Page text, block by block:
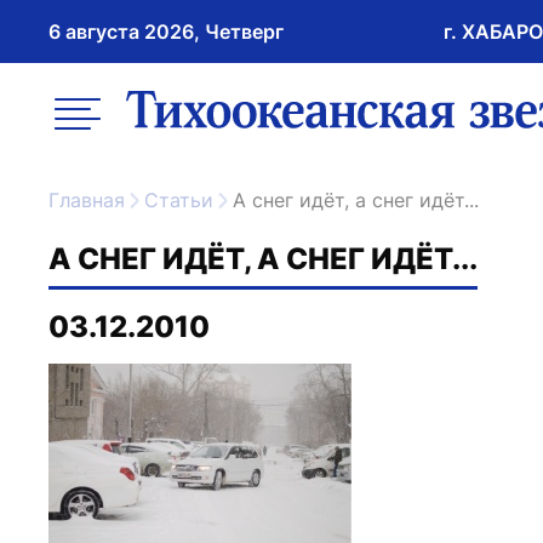
6 августа 2026, Четверг г.
меню ссылка на
Главная Статьи А снег идёт, а снег идёт...
А СНЕГ ИДЁТ, А СНЕГ ИДЁТ...
03.12.2010